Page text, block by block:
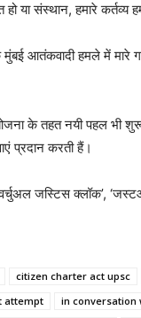
हो या संस्थान, हमारे
आतंकवादी हमले में मारे
के तहत नयी पहल भी शुरू
प्रदान करती हैं।
‘वर्चुअल जस्टिस क्लॉक’,
citizen charter act upsc
attempt
in conversation